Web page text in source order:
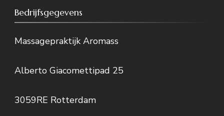
Bedrijfsgegevens
Massagepraktijk Aromass
Alberto Giacomettipad 25
3059RE Rotterdam